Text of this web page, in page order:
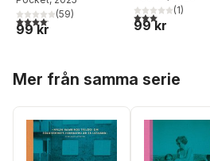
4,1utav 5 stjärnor. Totalt antal röster:
(59)
99 kr
3,0utav 5(1)
99 kr
Mer från samma serie